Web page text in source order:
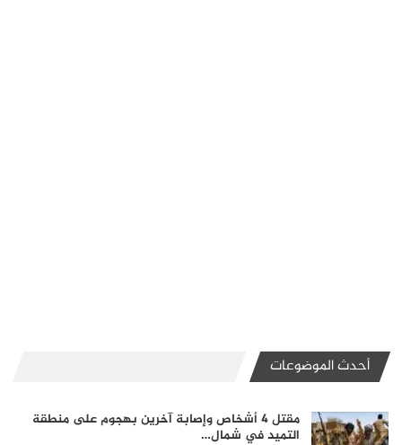
أحدث الموضوعات
مقتل 4 أشخاص وإصابة آخرين بهجوم على منطقة
التميد في شمال…